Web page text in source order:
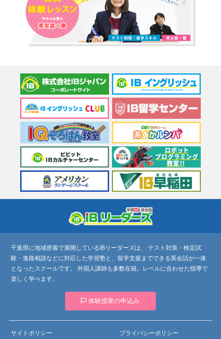
塾＋英会話 ｜ IB
リーダーズ
千葉県に地域密着で展開しているIBリーダーズは、
テスト対策・検定試
験・進路相談などに対応した学習塾と、留学支援までできる英会話が一体
となったスクールです。
外国人講師も多数在籍。レベルに合わせた指導で
楽しく学べます。
体験授業の申込み
サイトポリシー プライバシーポリシー